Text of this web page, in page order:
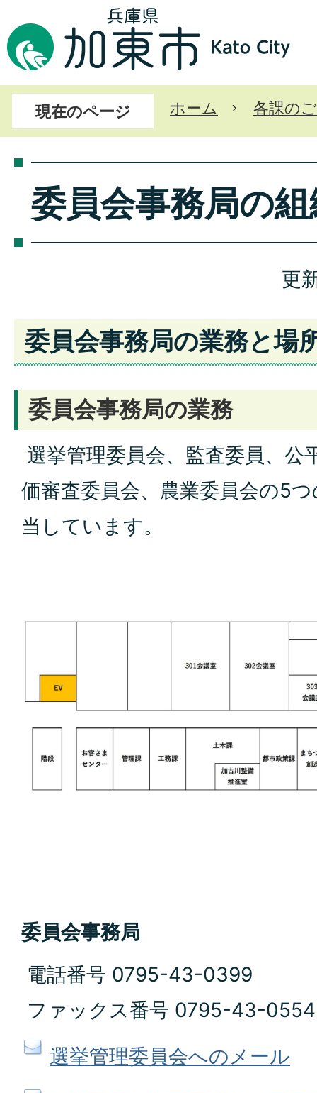
現在のページ ホーム 各課の
委員会事務局の
更
委員会事務局の業務と場
委員会事務局の業務
選挙管理委員会、監査委員、公
価審査委員会、農業委員会の5
当しています。
委員会事務局
電話番号 0795-43-0399
ファックス番号 0795-43-0554
選挙管理委員会へのメール